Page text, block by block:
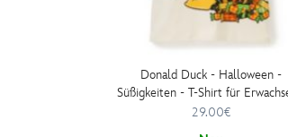
Donald Duck - Halloween -
Süßigkeiten - T-Shirt für
29.00€